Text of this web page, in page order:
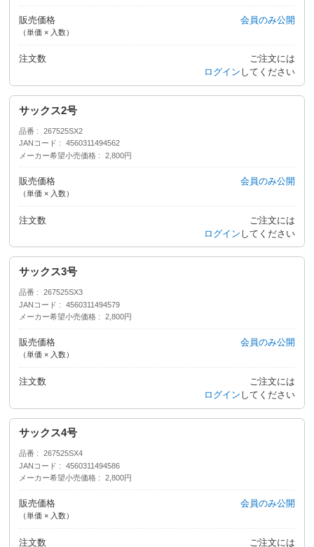
販売価格
（単価 × 入数）
会員のみ公開
注文数
ご注文には
ログイン してください
サックス2号
品番
267525SX2
JANコード
4560311494562
メーカー希望小売価格
2,800円
販売価格
（単価 × 入数）
会員のみ公開
注文数
ご注文には
ログイン してください
サックス3号
品番
267525SX3
JANコード
4560311494579
メーカー希望小売価格
2,800円
販売価格
（単価 × 入数）
会員のみ公開
注文数
ご注文には
ログイン してください
サックス4号
品番
267525SX4
JANコード
4560311494586
メーカー希望小売価格
2,800円
販売価格
（単価 × 入数）
会員のみ公開
注文数 ご注文には